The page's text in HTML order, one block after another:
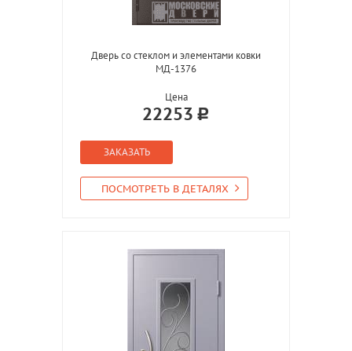
Дверь со стеклом и элементами ковки
МД-1376
Цена
22253
ЗАКАЗАТЬ
ПОСМОТРЕТЬ В ДЕТАЛЯХ